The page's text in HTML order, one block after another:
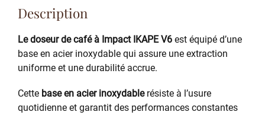
Description
Le doseur de café à Impact IKAPE V6 est équipé d’une
base en acier inoxydable qui assure une extraction
uniforme et une durabilité accrue.
Cette base en acier inoxydablerésiste à l’usure
quotidienne et garantit des performances constantes